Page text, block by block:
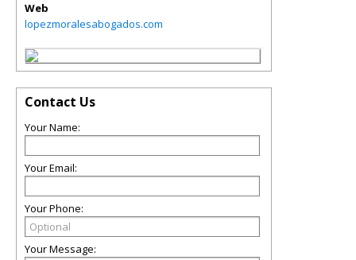
Web
lopezmoralesabogados.com
Contact Us
Your Name:
Your Email:
Your Phone:
Your Message: